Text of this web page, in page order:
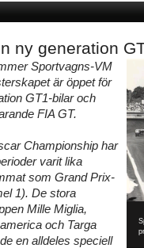
ny generation
Sportvagns-VM
är öppet för
GT1-bilar och
FIA GT.
Championship har
varit lika
som Grand Prix-
1). De stora
Mille Miglia,
och Targa
en alldeles speciell